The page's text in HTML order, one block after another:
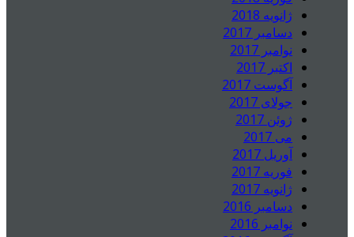
ژانویه 2018
دسامبر 2017
نوامبر 2017
اکتبر 2017
آگوست 2017
جولای 2017
ژوئن 2017
می 2017
آوریل 2017
فوریه 2017
ژانویه 2017
دسامبر 2016
نوامبر 2016